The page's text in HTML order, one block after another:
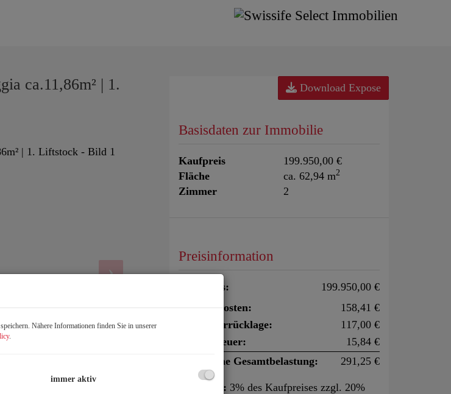
ca.11,86m² | 1.
Download Expose
Basisdaten zur Immobilie
Kaufpreis
199.950,00 €
Fläche
ca. 62,94 m2
Zimmer 2
Preisinformation
Kaufpreis:
199.950,00 €
Betriebskosten:
158,41 €
Reparaturrücklage:
117,00 €
Umsatzsteuer:
15,84 €
monatliche Gesamtbelastung:
291,25 €
Provision: 3% des Kaufpreises zzgl. 20%
Nähere Informationen finden Sie in unserer
.
immer aktiv